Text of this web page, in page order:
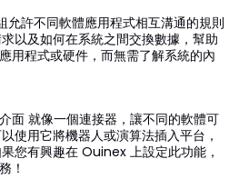
允許不同軟體應用程式相互溝通的規則
以及如何在系統之間交換數據，幫助
用程式或硬件，而無需了解系統的內
面 就像一個連接器，讓不同的軟體可
使用它將機器人或演算法插入平台，
您有興趣在 Ouinex 上設定此功能，
！